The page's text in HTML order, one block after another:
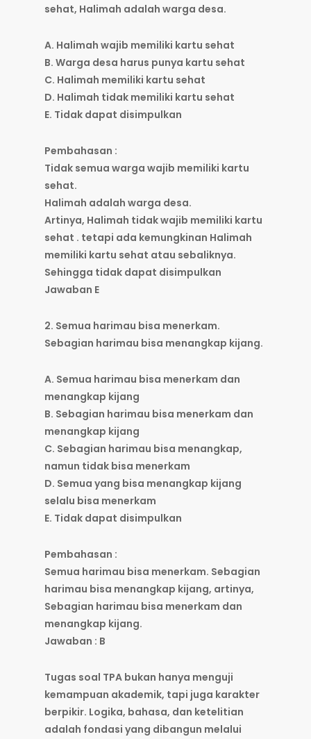
sehat, Halimah adalah warga desa.
A. Halimah wajib memiliki kartu sehat
B. Warga desa harus punya kartu sehat
C. Halimah memiliki kartu sehat
D. Halimah tidak memiliki kartu sehat
E. Tidak dapat disimpulkan
Pembahasan :
Tidak semua warga wajib memiliki kartu
sehat.
Halimah adalah warga desa.
Artinya, Halimah tidak wajib memiliki kartu
sehat . tetapi ada kemungkinan Halimah
memiliki kartu sehat atau sebaliknya.
Sehingga tidak dapat disimpulkan
Jawaban E
2. Semua harimau bisa menerkam.
Sebagian harimau bisa menangkap kijang.
A. Semua harimau bisa menerkam dan
menangkap kijang
B. Sebagian harimau bisa menerkam dan
menangkap kijang
C. Sebagian harimau bisa menangkap,
namun tidak bisa menerkam
D. Semua yang bisa menangkap kijang
selalu bisa menerkam
E. Tidak dapat disimpulkan
Pembahasan :
Semua harimau bisa menerkam. Sebagian
harimau bisa menangkap kijang, artinya,
Sebagian harimau bisa menerkam dan
menangkap kijang.
Jawaban : B
Tugas soal TPA bukan hanya menguji
kemampuan akademik, tapi juga karakter
berpikir. Logika, bahasa, dan ketelitian
adalah fondasi yang dibangun melalui